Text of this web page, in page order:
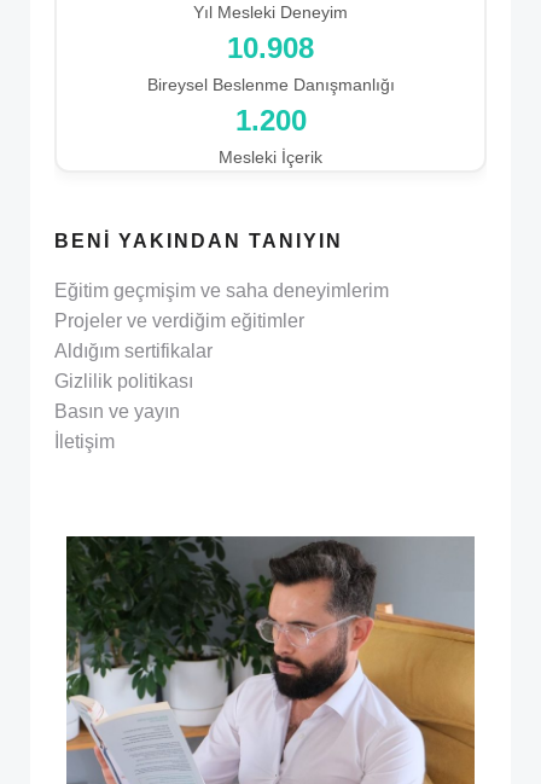
Yıl Mesleki Deneyim
11.817
Bireysel Beslenme Danışmanlığı
1.200
Mesleki İçerik
BENI YAKINDAN TANIYIN
Eğitim geçmişim ve saha deneyimlerim
Projeler ve verdiğim eğitimler
Aldığım sertifikalar
Gizlilik politikası
Basın ve yayın
İletişim